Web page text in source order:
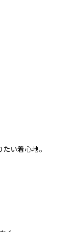
い着心地。